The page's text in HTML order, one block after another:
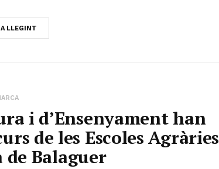
LLEGINT
i d’Ensenyament han
de les Escoles Agràries
Balaguer